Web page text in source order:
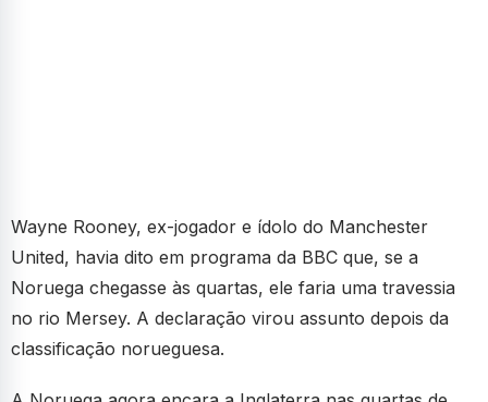
Wayne Rooney, ex-jogador e ídolo do Manchester
United, havia dito em programa da BBC que, se a
Noruega chegasse às quartas, ele faria uma travessia
no rio Mersey. A declaração virou assunto depois da
classificação norueguesa.